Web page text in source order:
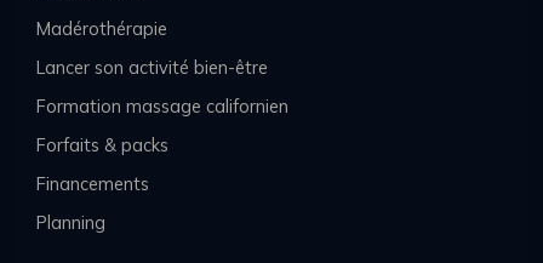
Madérothérapie
Lancer son activité bien-être
Formation massage californien
Forfaits & packs
Financements
Planning